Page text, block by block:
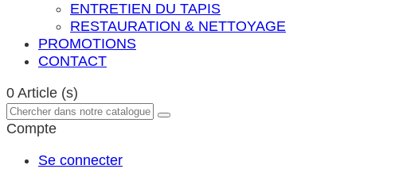
ENTRETIEN DU TAPIS
RESTAURATION & NETTOYAGE
PROMOTIONS
CONTACT
0 Article (s)
Compte
Se connecter